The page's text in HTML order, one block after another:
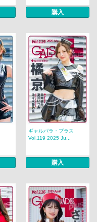
購入
ギャルパラ・プラス
Vol.119 2025 Ju...
購入